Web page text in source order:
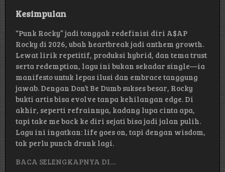
Kesimpulan
“Punk Rocky” jadi tonggak redefinisi diri A$AP
Rocky di 2026, ubah heartbreak jadi anthem growth.
Lewat lirik repetitif, produksi hybrid, dan tema trust
serta redemption, lagu ini bukan sekadar single—ia
manifesto untuk lepas ilusi dan embrace tanggung
jawab. Dengan Don’t Be Dumb sukses besar, Rocky
bukti artis bisa evolve tanpa kehilangan edge. Di
akhir, seperti refrainnya, kadang lupa cinta apa,
tapi take me back ke diri sejati bisa jadi jalan pulih.
Lagu ini ingatkan: life goes on, tapi dengan wisdom,
tak perlu punch drunk lagi.
BACA SELENGKAPNYA DI…